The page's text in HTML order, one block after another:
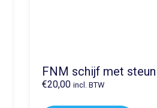
FNM schijf met steun
€20,00 incl. BTW